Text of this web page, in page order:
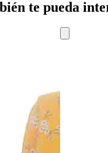
te pueda